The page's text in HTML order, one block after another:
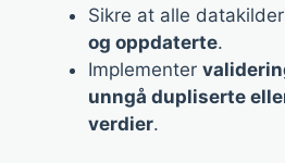
Sikre at alle
og oppdaterte.
Implementer
unngå dupliserte
verdier.